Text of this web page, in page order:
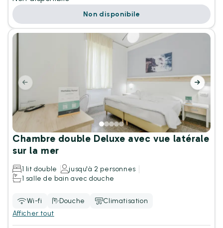
Non disponibile
Chambre double Deluxe avec vue latérale
sur la mer
1 lit double
jusqu'à 2 personnes
1 salle de bain avec douche
Wi-fi Douche
Climatisation
Afficher tout